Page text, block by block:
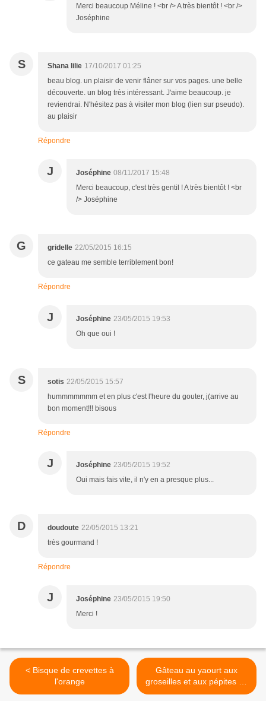
Merci beaucoup Méline ! <br /> A très bientôt ! <br />
Joséphine
S Shana lilie 17/10/2017 01:25
beau blog. un plaisir de venir flâner sur vos pages. une belle
découverte. un blog très intéressant. J'aime beaucoup. je
reviendrai. N'hésitez pas à visiter mon blog (lien sur pseudo).
au plaisir
Répondre
J Joséphine 08/11/2017 15:48
Merci beaucoup, c'est très gentil ! A très bientôt ! <br
/> Joséphine
G gridelle 22/05/2015 16:15
ce gateau me semble terriblement bon!
Répondre
J Joséphine 23/05/2015 19:53
Oh que oui !
S sotis 22/05/2015 15:57
hummmmmmm et en plus c'est l'heure du gouter, j(arrive au
bon moment!!! bisous
Répondre
J Joséphine 23/05/2015 19:52
Oui mais fais vite, il n'y en a presque plus...
D doudoute 22/05/2015 13:21
très gourmand !
Répondre
J Joséphine 23/05/2015 19:50
Merci !
< Bisque de crevettes à
l'orange
Gâteau au yaourt aux
groseilles et aux pépites de
chocolat Weiss >